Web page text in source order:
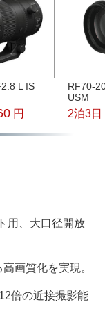
L IS
円
RF70-
USM
2泊3日
用、大口径開放
画質化を実現。
倍の近接撮影能